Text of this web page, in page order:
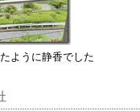
ように静香でした